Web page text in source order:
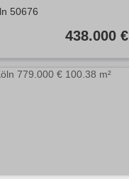
50676
438.000 €